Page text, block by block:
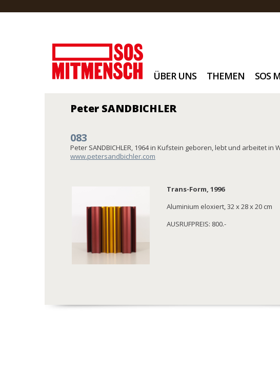
ÜBER UNS THEMEN SOS
Peter SANDBICHLER
083
Peter SANDBICHLER, 1964 in Kufstein geboren, lebt und arbeitet in
www.petersandbichler.com
Trans-Form, 1996
Aluminium eloxiert, 32 x 28 x 20 cm
AUSRUFPREIS: 800.-